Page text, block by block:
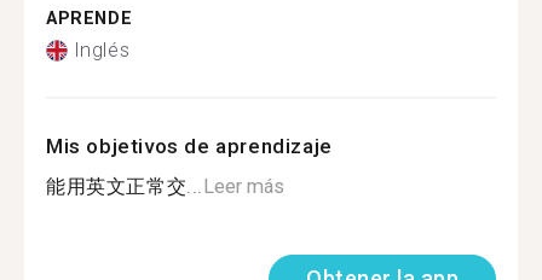
APRENDE
Inglés
Mis objetivos de aprendizaje
能用英文正常交...Leer más